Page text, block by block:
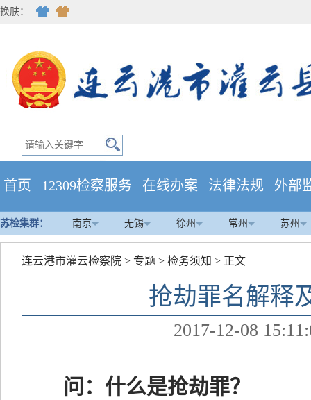
换肤：
首页 12309检察服务 在线办案 法律法规 外部
苏检集群： 南京 无锡 徐州 常州 苏州
连云港市灌云检察院 > 专题 > 检务须知 > 正文
抢劫罪名解释
2017-12-08
问：什么是抢劫罪？